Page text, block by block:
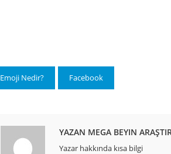
Emoji Nedir? Facebook
YAZAN MEGA BEYIN
Yazar hakkında kısa bilgi